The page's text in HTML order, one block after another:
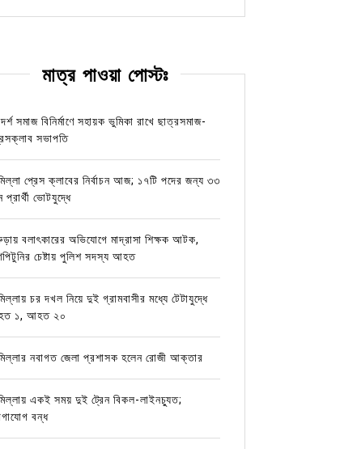
মাত্র পাওয়া পোস্টঃ
সমাজ বিনির্মাণে সহায়ক ভুমিকা রাখে ছাত্রসমাজ-
সভাপতি
প্রেস ক্লাবের নির্বাচন আজ; ১৭টি পদের জন্য ৩৩
প্রার্থী ভোটযুদ্ধে
বলাৎকারের অভিযোগে মাদ্রাসা শিক্ষক আটক,
চেষ্টায় পুলিশ সদস্য আহত
চর দখল নিয়ে দুই গ্রামবাসীর মধ্যে টেটাযুদ্ধে
১, আহত ২০
নবাগত জেলা প্রশাসক হলেন রোজী আক্তার
একই সময় দুই ট্রেন বিকল-লাইনচ্যুত;
বন্ধ